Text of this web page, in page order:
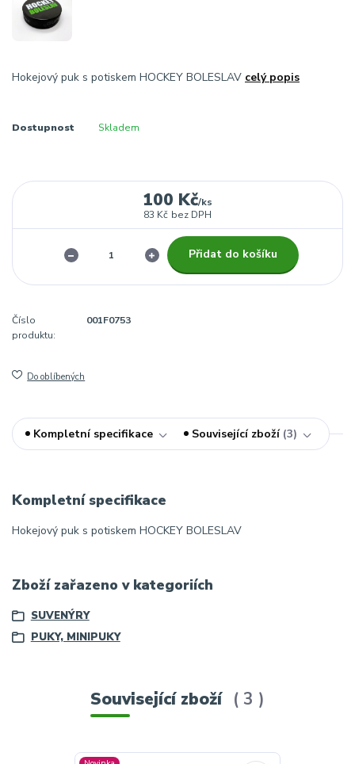
Hokejový puk s potiskem HOCKEY BOLESLAV celý popis
Dostupnost Skladem
100 Kč/ks
83 Kč bez DPH
Přidat do košíku
Číslo
produktu:
001F0753
Do oblíbených
Kompletní specifikace Související zboží 3
Kompletní specifikace
Hokejový puk s potiskem HOCKEY BOLESLAV
Zboží zařazeno v kategoriích
SUVENÝRY
PUKY, MINIPUKY
Související zboží 3